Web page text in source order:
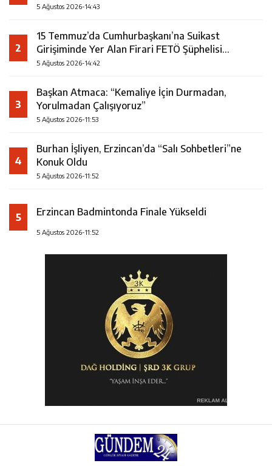
5 Ağustos 2026-14:43
2
15 Temmuz’da Cumhurbaşkanı’na Suikast
Girişiminde Yer Alan Firari FETÖ Şüphelisi
Yakalandı
5 Ağustos 2026-14:42
3
Başkan Atmaca: “Kemaliye İçin Durmadan,
Yorulmadan Çalışıyoruz”
5 Ağustos 2026-11:53
4
Burhan İşliyen, Erzincan’da “Salı Sohbetleri”ne
Konuk Oldu
5 Ağustos 2026-11:52
5 Erzincan Badmintonda Finale Yükseldi
5 Ağustos 2026-11:52